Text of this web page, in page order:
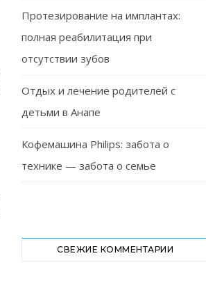
Протезирование на имплантах:
полная реабилитация при
отсутствии зубов
Отдых и лечение родителей с
детьми в Анапе
Кофемашина Philips: забота о
технике — забота о семье
СВЕЖИЕ КОММЕНТАРИИ